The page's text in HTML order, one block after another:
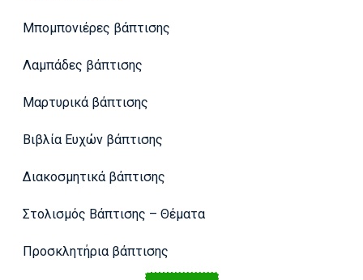
Μπομπονιέρες βάπτισης
Λαμπάδες βάπτισης
Μαρτυρικά βάπτισης
Βιβλία Ευχών βάπτισης
Διακοσμητικά βάπτισης
Στολισμός Βάπτισης – Θέματα
Προσκλητήρια βάπτισης